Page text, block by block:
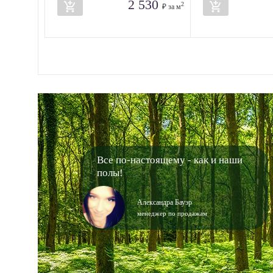
add_shopping_cart 2 530₽ за м2 add_shopping_cart
Все по-настоящему - как и наши
полы!
Александра Бауэр
менеджер по продажам